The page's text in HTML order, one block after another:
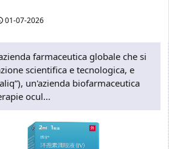
01-07-2026
farmaceutica globale che si
scientifica e tecnologica, e
un'azienda biofarmaceutica
ocul...